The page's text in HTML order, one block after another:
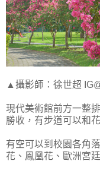
▲攝影師：徐世超
現代美術館前方一整
勝收，有步道可以和
有空可以到校園各角
花、鳳凰花、歐洲宮